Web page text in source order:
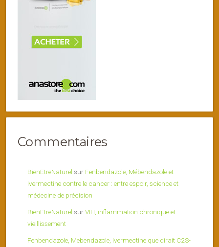
Commentaires
BienEtreNaturel sur Fenbendazole, Mébendazole et
Ivermectine contre le cancer : entre espoir, science et
médecine de précision
BienEtreNaturel surVIH, inflammation chronique et
vieillissement
Fenbendazole, Mebendazole, Ivermectine que dirait C2S-